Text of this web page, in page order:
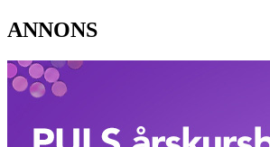
ANNONS